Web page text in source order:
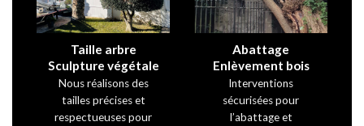
Taille arbre
Sculpture végétale
Nous réalisons des
tailles précises et
respectueuses pour
Abattage
Enlèvement bois
Interventions
sécurisées pour
l’abattage et